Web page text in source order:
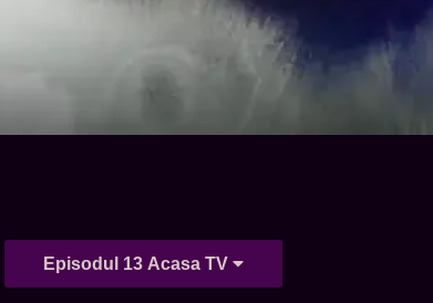
Episodul 13 Acasa TV